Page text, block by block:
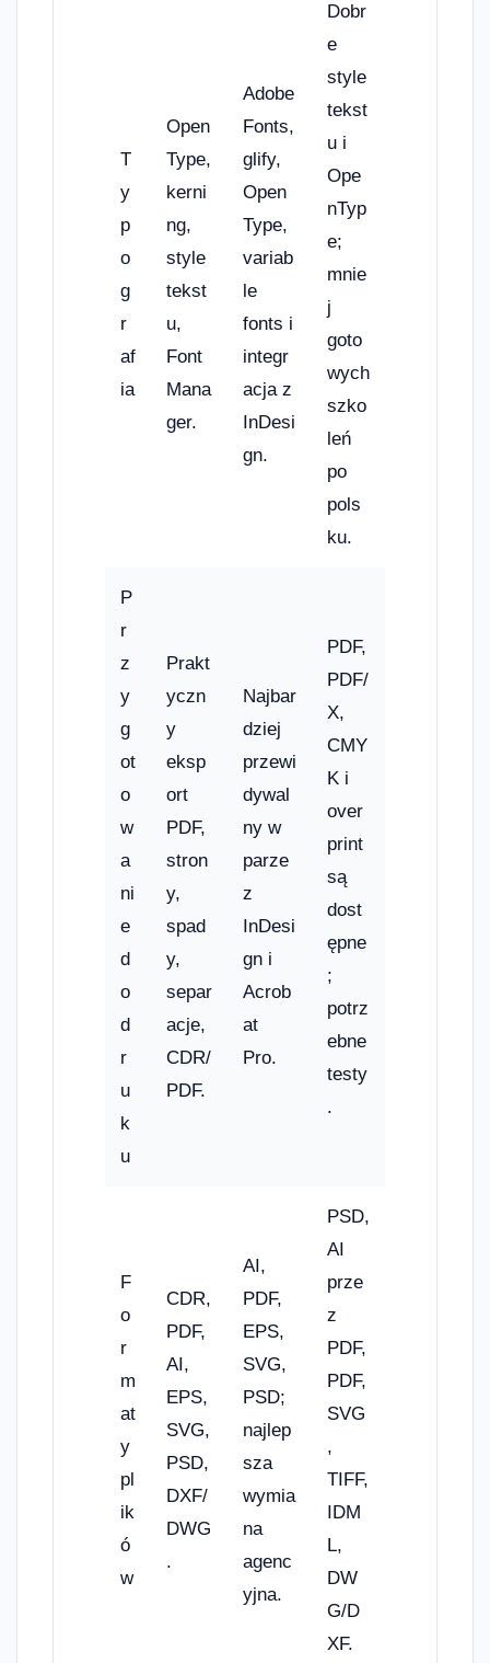
T
y
p
o
g
r
af
ia
Open
Type,
kerni
ng,
style
tekst
u,
Font
Mana
ger.
Adobe
Fonts,
glify,
Open
Type,
variab
le
fonts i
integr
acja z
InDesi
gn.
Dobr
e
style
tekst
u i
Ope
nTyp
e;
mnie
j
goto
wych
szko
leń
po
pols
ku.
P
r
z
y
g
ot
o
w
a
ni
e
d
o
d
r
u
k
u
Prakt
yczn
y
eksp
ort
PDF,
stron
y,
spad
y,
separ
acje,
CDR/
PDF.
Najbar
dziej
przewi
dywal
ny w
parze
z
InDesi
gn i
Acrob
at
Pro.
PDF,
PDF/
X,
CMY
K i
over
print
są
dost
ępne
;
potrz
ebne
testy
.
F
o
r
m
at
y
pl
ik
ó
w
CDR,
PDF,
AI,
EPS,
SVG,
PSD,
DXF/
DWG
.
AI,
PDF,
EPS,
SVG,
PSD;
najlep
sza
wymia
na
agenc
yjna.
PSD,
AI
prze
z
PDF,
PDF,
SVG
,
TIFF,
IDM
L,
DW
G/D
XF.